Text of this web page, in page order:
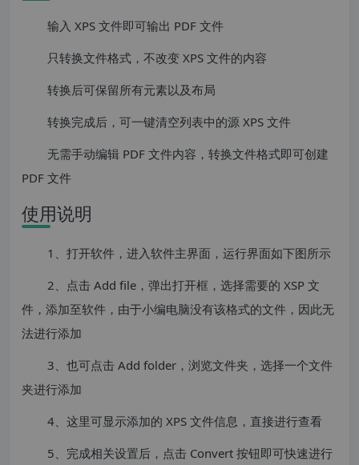
输入 XPS 文件即可输出 PDF 文件
只转换文件格式，不改变 XPS 文件的内容
转换后可保留所有元素以及布局
转换完成后，可一键清空列表中的源 XPS 文件
无需手动编辑 PDF 文件内容，转换文件格式即可创建
PDF 文件
使用说明
1、打开软件，进入软件主界面，运行界面如下图所示
2、点击 Add file，弹出打开框，选择需要的 XSP 文
件，添加至软件，由于小编电脑没有该格式的文件，因此无
法进行添加
3、也可点击 Add folder，浏览文件夹，选择一个文件
夹进行添加
4、这里可显示添加的 XPS 文件信息，直接进行查看
5、完成相关设置后，点击 Convert 按钮即可快速进行